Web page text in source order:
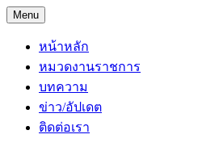
Skip
to
content
Menu
หน้าหลัก
หมวดงานราชการ
บทความ
ข่าว/อัปเดต
ติดต่อเรา